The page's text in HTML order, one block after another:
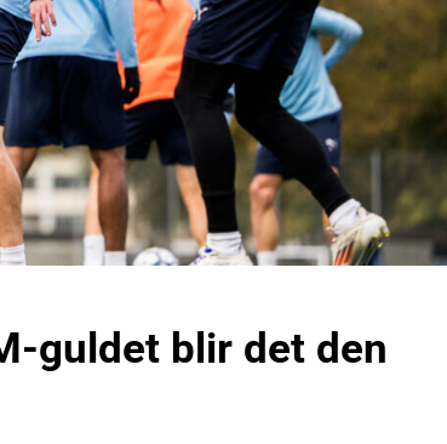
guldet blir det den